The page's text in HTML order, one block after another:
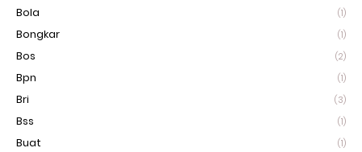
Bola (1)
Bongkar (1)
Bos (2)
Bpn (1)
Bri (3)
Bss (1)
Buat (1)